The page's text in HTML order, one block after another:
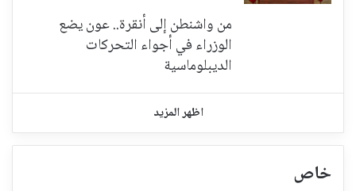
من واشنطن إلى أنقرة.. عون يضع
الوزراء في أجواء التحركات
الديبلوماسية
اظهر المزيد
خاص